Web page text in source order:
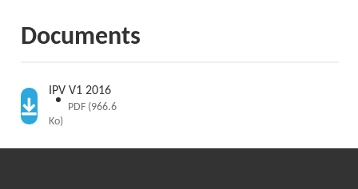
Documents
IPV V1 2016
PDF (966.6
Ko)